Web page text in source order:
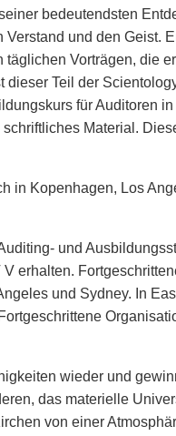
bedeutendsten
Verstand und den Geist.
täglichen Vorträgen, die
Teil der
für Auditoren in
Material.
in Kopenhagen, Los
und
erhalten.
und Sydney. In
wieder und
das materielle
von einer